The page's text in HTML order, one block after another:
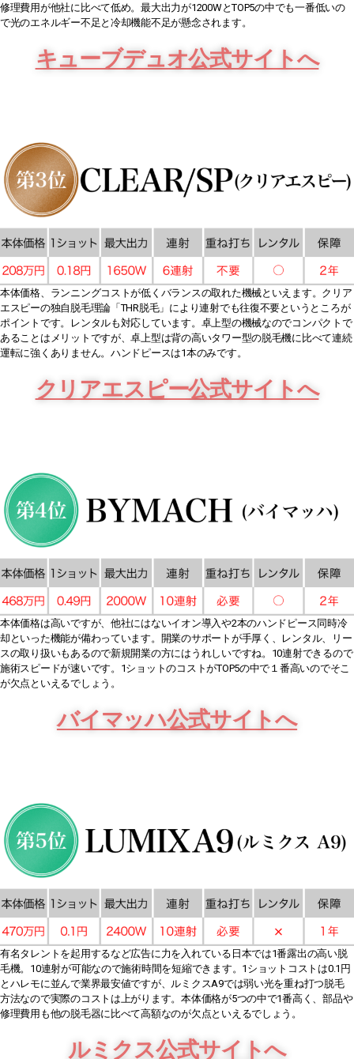
修理費用が他社に比べて低め。最大出力が1200WとTOP5の中でも一番低いの
で光のエネルギー不足と冷却機能不足が懸念されます。
キューブデュオ公式サイトへ
本体価格、ランニングコストが低くバランスの取れた機械といえます。クリア
エスピーの独自脱毛理論「THR脱毛」により連射でも往復不要というところが
ポイントです。レンタルも対応しています。卓上型の機械なのでコンパクトで
あることはメリットですが、卓上型は背の高いタワー型の脱毛機に比べて連続
運転に強くありません。ハンドピースは1本のみです。
クリアエスピー公式サイトへ
本体価格は高いですが、他社にはないイオン導入や2本のハンドピース同時冷
却といった機能が備わっています。開業のサポートが手厚く、レンタル、リー
スの取り扱いもあるので新規開業の方にはうれしいですね。10連射できるので
施術スピードが速いです。1ショットのコストがTOP5の中で１番高いのでそこ
が欠点といえるでしょう。
バイマッハ公式サイトへ
有名タレントを起用するなど広告に力を入れている日本では1番露出の高い脱
毛機。10連射が可能なので施術時間を短縮できます。1ショットコストは0.1円
とハレモに並んで業界最安値ですが、ルミクスA9では弱い光を重ね打つ脱毛
方法なので実際のコストは上がります。本体価格が5つの中で1番高く、部品や
修理費用も他の脱毛器に比べて高額なのが欠点といえるでしょう。
ルミクス公式サイトへ